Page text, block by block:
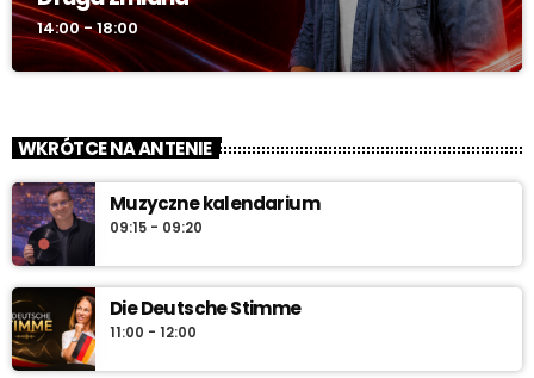
14:00 - 18:00
WKRÓTCE NA ANTENIE
Muzyczne kalendarium
09:15 - 09:20
Die Deutsche Stimme
11:00 - 12:00